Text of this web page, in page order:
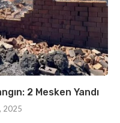
2 Mesken Yandı
2025